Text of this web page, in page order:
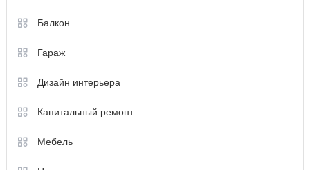
Балкон
Гараж
Дизайн интерьера
Капитальный ремонт
Мебель